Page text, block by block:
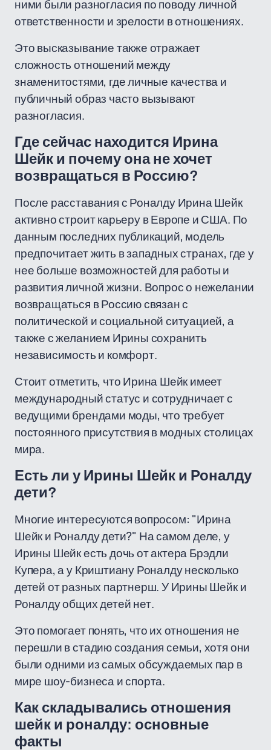
ними были разногласия по поводу личной
ответственности и зрелости в отношениях.
Это высказывание также отражает
сложность отношений между
знаменитостями, где личные качества и
публичный образ часто вызывают
разногласия.
Где сейчас находится Ирина
Шейк и почему она не хочет
возвращаться в Россию?
После расставания с Роналду Ирина Шейк
активно строит карьеру в Европе и США. По
данным последних публикаций, модель
предпочитает жить в западных странах, где у
нее больше возможностей для работы и
развития личной жизни. Вопрос о нежелании
возвращаться в Россию связан с
политической и социальной ситуацией, а
также с желанием Ирины сохранить
независимость и комфорт.
Стоит отметить, что Ирина Шейк имеет
международный статус и сотрудничает с
ведущими брендами моды, что требует
постоянного присутствия в модных столицах
мира.
Есть ли у Ирины Шейк и Роналду
дети?
Многие интересуются вопросом: "Ирина
Шейк и Роналду дети?" На самом деле, у
Ирины Шейк есть дочь от актера Брэдли
Купера, а у Криштиану Роналду несколько
детей от разных партнерш. У Ирины Шейк и
Роналду общих детей нет.
Это помогает понять, что их отношения не
перешли в стадию создания семьи, хотя они
были одними из самых обсуждаемых пар в
мире шоу-бизнеса и спорта.
Как складывались отношения
шейк и роналду: основные
факты